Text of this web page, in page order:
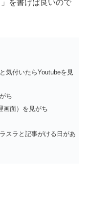
を書けば良いので
気付いたらYoutubeを見
ち
画面）を見がち
スラと記事がける日があ